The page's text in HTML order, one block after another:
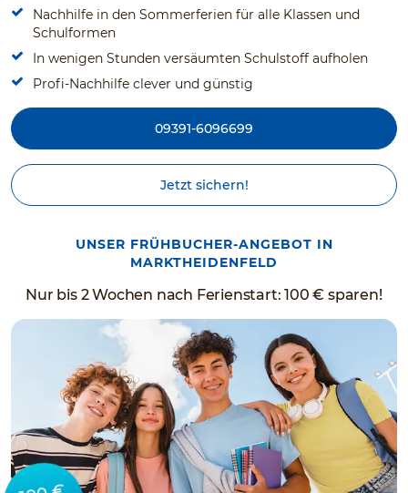
Nachhilfe in den Sommerferien für alle Klassen und
Schulformen
In wenigen Stunden versäumten Schulstoff aufholen
Profi-Nachhilfe clever und günstig
09391-6096699
Jetzt sichern!
UNSER FRÜHBUCHER-ANGEBOT IN
MARKTHEIDENFELD
Nur bis 2 Wochen nach Ferienstart: 100 € sparen!